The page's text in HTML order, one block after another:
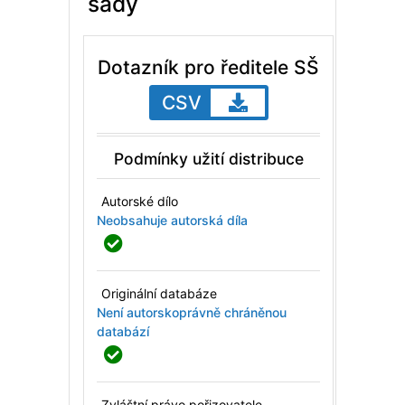
Dotazník pro ředitele SŠ
CSV
Podmínky užití distribuce
Autorské dílo
Neobsahuje autorská díla
Originální databáze
Není autorskoprávně chráněnou
databází